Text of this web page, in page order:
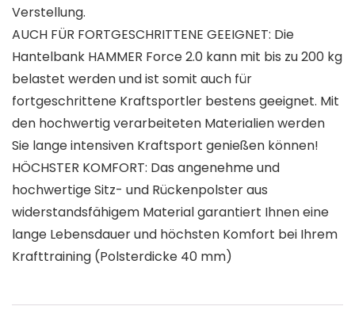
Verstellung.
AUCH FÜR FORTGESCHRITTENE GEEIGNET: Die
Hantelbank HAMMER Force 2.0 kann mit bis zu 200 kg
belastet werden und ist somit auch für
fortgeschrittene Kraftsportler bestens geeignet. Mit
den hochwertig verarbeiteten Materialien werden
Sie lange intensiven Kraftsport genießen können!
HÖCHSTER KOMFORT: Das angenehme und
hochwertige Sitz- und Rückenpolster aus
widerstandsfähigem Material garantiert Ihnen eine
lange Lebensdauer und höchsten Komfort bei Ihrem
Krafttraining (Polsterdicke 40 mm)